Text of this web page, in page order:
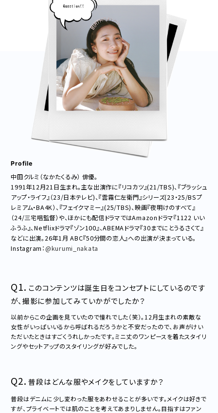
Profile
中田クルミ（なかたくるみ） 俳優。
1991年12月21日生まれ。主な出演作に『リコカツ』(21/TBS)、『ブラッシュ
アップ・ライフ』（23/日本テレビ)、『雲霧仁左衛門』シリーズ(23・25/BSプ
レミアム・BA4K）、『フェイクマミー』(25/TBS)、映画『夜明けのすべて』
（24/三宅唱監督）や、ほかにも配信ドラマではAmazonドラマ『1122 いい
ふうふ』、Netflixドラマ『ゾン100』、ABEMAドラマ『30までにとうるさくて』
などに出演。26年1月 ABC『50分間の恋人』への出演が決まっている。
Instagram：@kurumi_nakata
Q1. このコンテンツは誕生日をコンセプトにしているのです
が、撮影に参加してみていかがでしたか？
以前からこの企画を見ていたので憧れでした（笑）。12月生まれの素敵な
女性がいっぱいいるから呼ばれるだろうかと不安だったので、お声がけい
ただいたときはすごくうれしかったです。ミニ丈のワンピースを着たスタイリ
ングやセットアップのスタイリングが好みでした。
Q2. 普段はどんな服やメイクをしていますか？
普段はデニムに少し変わった服をあわせることが多いです。メイクは好きで
すが、プライベートでは肌のことを考えてあまりしません。目指すはファン